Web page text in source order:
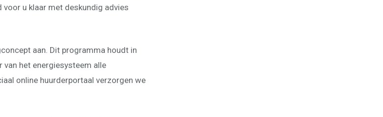
u klaar met deskundig advies
aan. Dit programma houdt in
van het energiesysteem alle
online huurderportaal verzorgen we